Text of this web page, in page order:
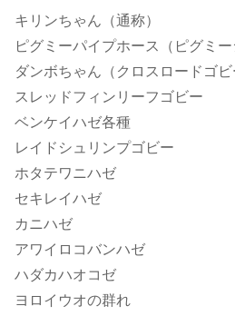
キリンちゃん（通称）
ピグミーパイプホース（ピグミー
ダンボちゃん（クロスロードゴビ
スレッドフィンリーフゴビー
ベンケイハゼ各種
レイドシュリンプゴビー
ホタテワニハゼ
セキレイハゼ
カニハゼ
アワイロコバンハゼ
ハダカハオコゼ
ヨロイウオの群れ